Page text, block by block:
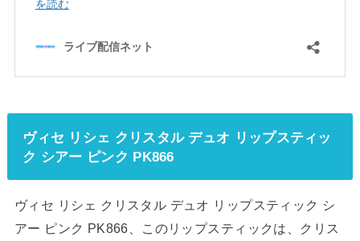
ヴィセ リシェ クリスタル デュオ リップスティッ
ク シアー ピンク PK866
ヴィセ リシェ クリスタル デュオ リップスティック シ
アー ピンク PK866、このリップスティックは、クリス